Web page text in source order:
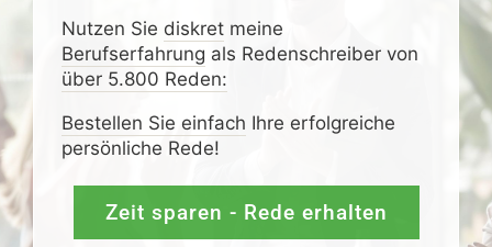
Nutzen Sie diskretmeine
Berufserfahrung als Redenschreiber von
über 5.800 Reden:
Bestellen Sie einfach Ihre erfolgreiche
persönliche Rede!
Zeit sparen - Rede erhalten